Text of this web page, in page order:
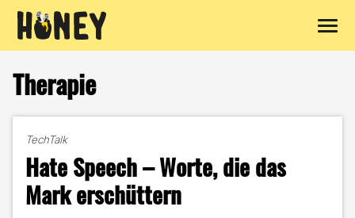
Inhalt
springen
Therapie
TechTalk
Hate Speech – Worte, die das
Mark erschüttern